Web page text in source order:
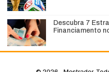
Descubra 7
Financiamento